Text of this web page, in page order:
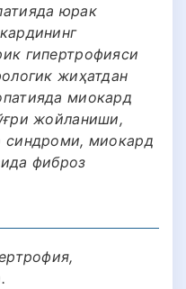
юрак
гипертрофияси
жиҳатдан
миокард
жойланиши,
синдроми, миокард
фиброз